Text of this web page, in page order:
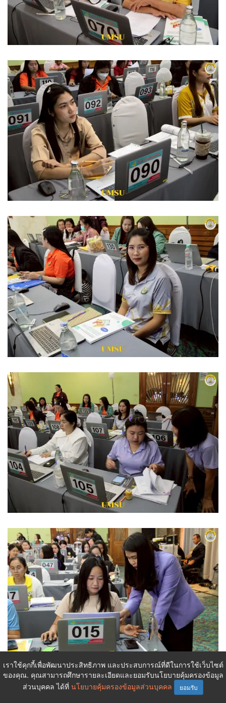
เราใช้คุกกี้เพื่อพัฒนาประสิทธิภาพ และประสบการณ์ที่ดีในการใช้เว็บไซต์
ของคุณ. คุณสามารถศึกษารายละเอียดและยอมรับนโยบายคุ้มครองข้อมูล
ส่วนบุคคล ได้ที่ นโยบายคุ้มครองข้อมูลส่วนบุคคล ยอมรับ